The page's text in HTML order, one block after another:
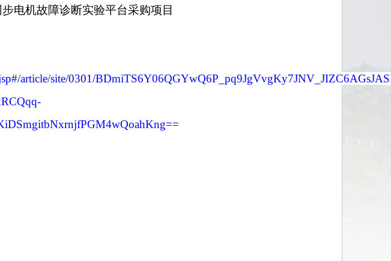
电机故障诊断实验平台采购项目
article/site/0301/